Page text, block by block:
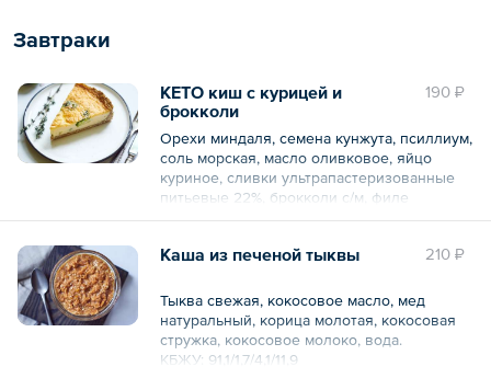
Завтраки
190 ₽
КЕТО киш с курицей и
брокколи
Орехи миндаля, семена кунжута, псиллиум,
соль морская, масло оливковое, яйцо
куриное, сливки ультрапастеризованные
питьевые 22%, брокколи с/м, филе
куриное, тимьян, розмарин.
Срок годности: 18 часов.
Аллергены: орехи, яйцо, лактоза.
Общий вес – 125 г
210 ₽
Каша из печеной тыквы
Тыква свежая, кокосовое масло, мед
натуральный, корица молотая, кокосовая
стружка, кокосовое молоко, вода.
КБЖУ: 91,1/1,7/4,1/11,9